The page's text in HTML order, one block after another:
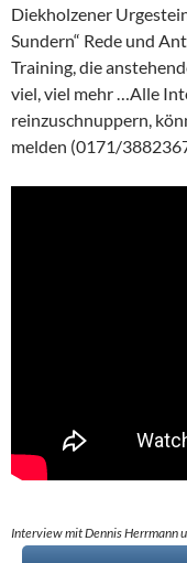
Diekholzener
Sundern“ Rede und
Training, die
viel, viel mehr …Alle
reinzuschnuppern,
melden (0171/
Interview mit Dennis Herrmann